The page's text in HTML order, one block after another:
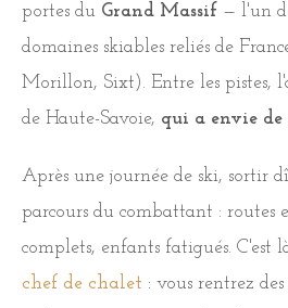
portes du Grand Massif — l'un
domaines skiables reliés de
Morillon, Sixt). Entre les pistes,
de Haute-Savoie, qui a envie de
Après une journée de ski, sortir
parcours du combattant : routes
complets, enfants fatigués.
chef de chalet : vous rentrez